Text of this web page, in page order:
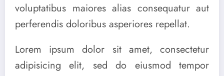
voluptatibus maiores alias consequatur aut
perferendis doloribus asperiores repellat.
Lorem ipsum dolor sit amet, consectetur
adipisicing elit, sed do eiusmod tempor